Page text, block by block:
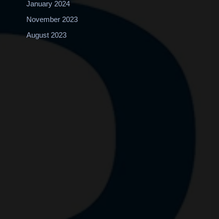
January 2024
November 2023
August 2023